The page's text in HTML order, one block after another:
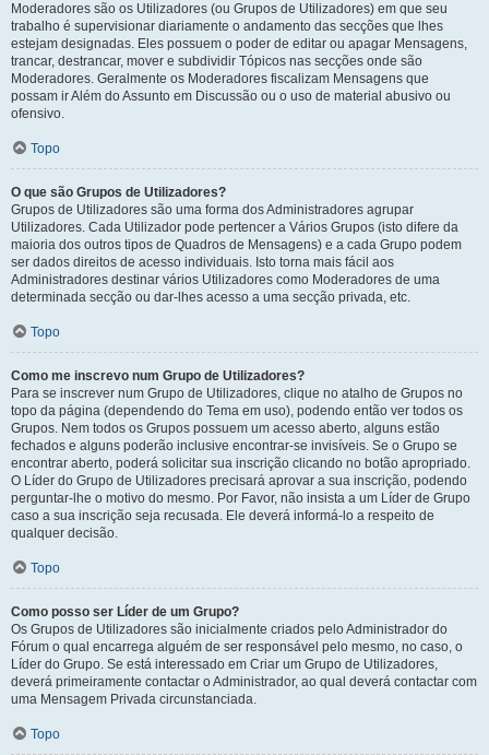
Moderadores são os Utilizadores (ou Grupos de Utilizadores) em que seu
trabalho é supervisionar diariamente o andamento das secções que lhes
estejam designadas. Eles possuem o poder de editar ou apagar Mensagens,
trancar, destrancar, mover e subdividir Tópicos nas secções onde são
Moderadores. Geralmente os Moderadores fiscalizam Mensagens que
possam ir Além do Assunto em Discussão ou o uso de material abusivo ou
ofensivo.
Topo
O que são Grupos de Utilizadores?
Grupos de Utilizadores são uma forma dos Administradores agrupar
Utilizadores. Cada Utilizador pode pertencer a Vários Grupos (isto difere da
maioria dos outros tipos de Quadros de Mensagens) e a cada Grupo podem
ser dados direitos de acesso individuais. Isto torna mais fácil aos
Administradores destinar vários Utilizadores como Moderadores de uma
determinada secção ou dar-lhes acesso a uma secção privada, etc.
Topo
Como me inscrevo num Grupo de Utilizadores?
Para se inscrever num Grupo de Utilizadores, clique no atalho de Grupos no
topo da página (dependendo do Tema em uso), podendo então ver todos os
Grupos. Nem todos os Grupos possuem um acesso aberto, alguns estão
fechados e alguns poderão inclusive encontrar-se invisíveis. Se o Grupo se
encontrar aberto, poderá solicitar sua inscrição clicando no botão apropriado.
O Líder do Grupo de Utilizadores precisará aprovar a sua inscrição, podendo
perguntar-lhe o motivo do mesmo. Por Favor, não insista a um Líder de Grupo
caso a sua inscrição seja recusada. Ele deverá informá-lo a respeito de
qualquer decisão.
Topo
Como posso ser Líder de um Grupo?
Os Grupos de Utilizadores são inicialmente criados pelo Administrador do
Fórum o qual encarrega alguém de ser responsável pelo mesmo, no caso, o
Líder do Grupo. Se está interessado em Criar um Grupo de Utilizadores,
deverá primeiramente contactar o Administrador, ao qual deverá contactar com
uma Mensagem Privada circunstanciada.
Topo